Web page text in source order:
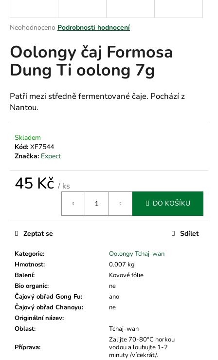
Průměrné
produktu
je
0,0
z
hvězdiček.
Neohodnoceno Podrobnosti hodnocení
Oolongy čaj Formosa
Dung Ti oolong 7g
Patří mezi středně fermentované čaje. Pochází z
Nantou.
Skladem
Kód: XF7544
Značka: Expect
45 Kč / ks
DO KOŠÍKU
Kategorie:
Oolongy Tchaj-wan
Hmotnost:
0.007 kg
Balení:
Kovové fólie
Bio organic:
ne
Čajový obřad Gong Fu:
ano
Čajový obřad Chanoyu:
ne
Originální název:
Oblast: Tchaj-wan
Příprava:
Zalijte 70-80°C horkou
vodou a louhujte 1-2
minuty /vícekrát/.
Zeptat se Sdílet
j
t
?
D
o
č
u
m